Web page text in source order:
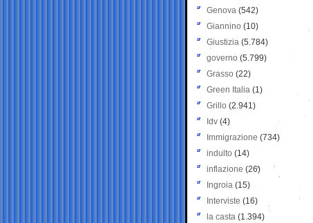
Genova (542)
Giannino (10)
Giustizia (5.784)
governo (5.799)
Grasso (22)
Green Italia (1)
Grillo (2.941)
Idv (4)
Immigrazione (734)
indulto (14)
inflazione (26)
Ingroia (15)
Interviste (16)
la casta (1.394)